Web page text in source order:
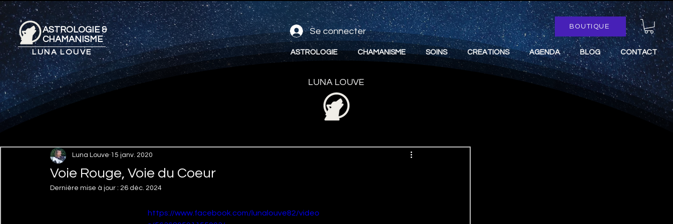
ASTROLOGIE &
CHAMANISME
LUNA LOUVE
Se connecter BOUTIQUE
ASTROLOGIE CHAMANISME SOINS CREATIONS AGENDA BLOG CONTACT
LUNA LOUVE
Voie Rouge, Voie du Coeur
Luna Louve 15 janv. 2020
Dernière mise à jour : 26 déc. 2024
https://www.facebook.com/lunalouve82/video